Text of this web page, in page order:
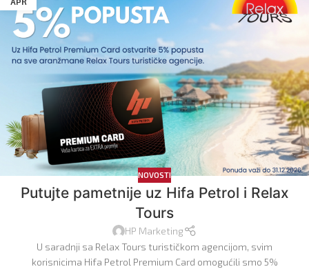
NOVOSTI
Putujte pametnije uz Hifa Petrol i Relax
Tours
HP Marketing
U saradnji sa Relax Tours turističkom agencijom, svim
korisnicima Hifa Petrol Premium Card omogućili smo 5%